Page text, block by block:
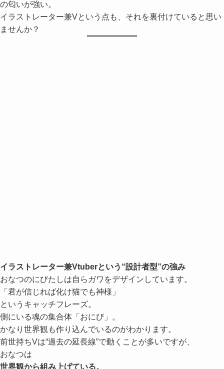
イラストレーター兼Vという点も、それを裏付けていると思い
ませんか？
イラストレーター兼Vtuberという“設計者型”の強み
おなつのにびたしは自らガワをデザインしています。
「君が信じれば化け猫でも神様」
というキャッチフレーズ。
側にいる魂の集合体「おにび」。
かなり世界観も作り込んでいるのがわかります。
前世持ちVは“過去の延長線”で動くことが多いですが、
おなつは
世界観から組み上げている。